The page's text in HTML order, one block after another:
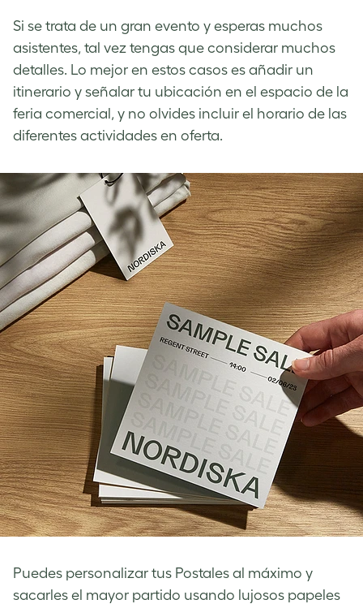
Si se trata de un gran evento y esperas muchos
asistentes, tal vez tengas que considerar muchos
detalles. Lo mejor en estos casos es añadir un
itinerario y señalar tu ubicación en el espacio de la
feria comercial, y no olvides incluir el horario de las
diferentes actividades en oferta.
Puedes personalizar tus Postales al máximo y
sacarles el mayor partido usando lujosos papeles